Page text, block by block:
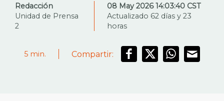
Redacción
Unidad de Prensa
2
08 May 2026 14:03:40 CST
Actualizado 62 días y 23
horas
5 min. Compartir: